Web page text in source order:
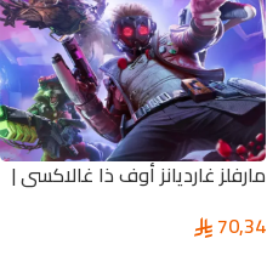
مارفلز غارديانز أوف ذا غالاكسي |
Galaxy
70,34